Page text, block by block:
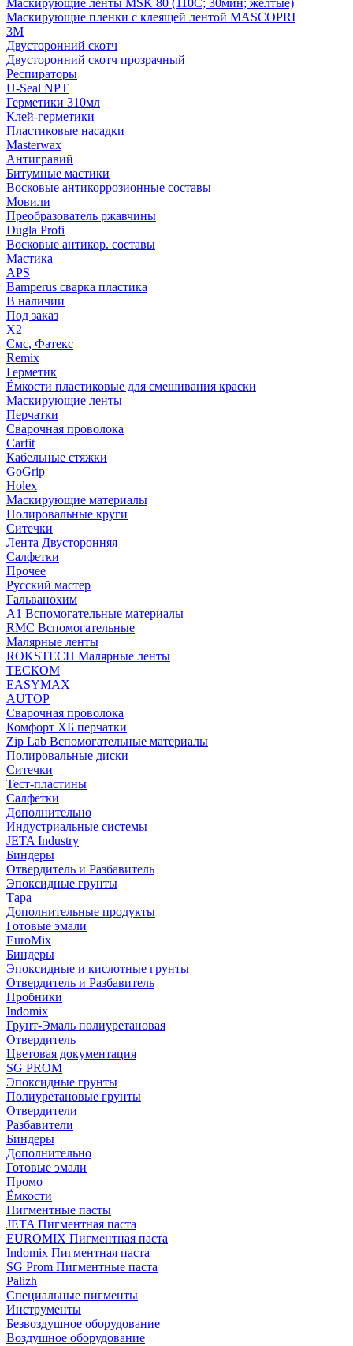
Маскирующие ленты MSK 80 (110С; 30мин; желтые)
Маскирующие пленки с клеящей лентой MASCOPRI
3M
Двусторонний скотч
Двусторонний скотч прозрачный
Респираторы
U-Seal NPT
Герметики 310мл
Клей-герметики
Пластиковые насадки
Masterwax
Антигравий
Битумные мастики
Восковые антикоррозионные составы
Мовили
Преобразователь ржавчины
Dugla Profi
Восковые антикор. составы
Мастика
APS
Bamperus сварка пластика
В наличии
Под заказ
X2
Смс, Фатекс
Remix
Герметик
Ёмкости пластиковые для смешивания краски
Маскирующие ленты
Перчатки
Сварочная проволока
Carfit
Кабельные стяжки
GoGrip
Holex
Маскирующие материалы
Полировальные круги
Ситечки
Лента Двусторонняя
Салфетки
Прочее
Русский мастер
Гальванохим
А1 Вспомогательные материалы
RMC Вспомогательные
Малярные ленты
ROKSTECH Малярные ленты
ТЕСКОМ
EASYMAX
AUTOP
Сварочная проволока
Комфорт ХБ перчатки
Zip Lab Вспомогательные материалы
Полировальные диски
Ситечки
Тест-пластины
Салфетки
Дополнительно
Индустриальные системы
JETA Industry
Биндеры
Отвердитель и Разбавитель
Эпоксидные грунты
Тара
Дополнительные продукты
Готовые эмали
EuroMix
Биндеры
Эпоксидные и кислотные грунты
Отвердитель и Разбавитель
Пробники
Indomix
Грунт-Эмаль полиуретановая
Отвердитель
Цветовая документация
SG PROM
Эпоксидные грунты
Полиуретановые грунты
Отвердители
Разбавители
Биндеры
Дополнительно
Готовые эмали
Промо
Ёмкости
Пигментные пасты
JETA Пигментная паста
EUROMIX Пигментная паста
Indomix Пигментная паста
SG Prom Пигментные паста
Palizh
Специальные пигменты
Инструменты
Безвоздушное оборудование
Воздушное оборудование